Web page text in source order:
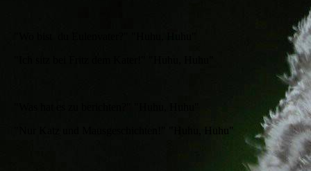
"Nur Katz und Mausgeschichten!" "Huhu, Huhu"